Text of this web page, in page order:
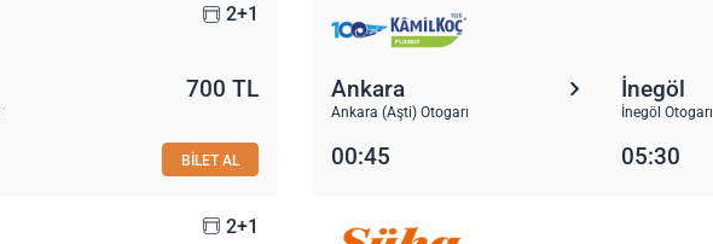
2+1
700 TL
BİLET AL
Ankara
Ankara (Aşti) Otogarı
İnegöl
İnegöl Otogarı
00:45 05:30
2+1